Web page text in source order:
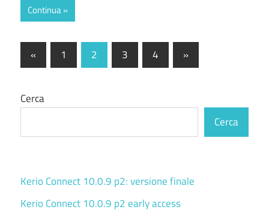
Continua
Paginazione
degli
articoli
« Articolo
precedente
1 2 3 4
Articolo
successivo
»
Cerca
Cerca
Kerio Connect 10.0.9 p2: versione finale
Kerio Connect 10.0.9 p2 early access